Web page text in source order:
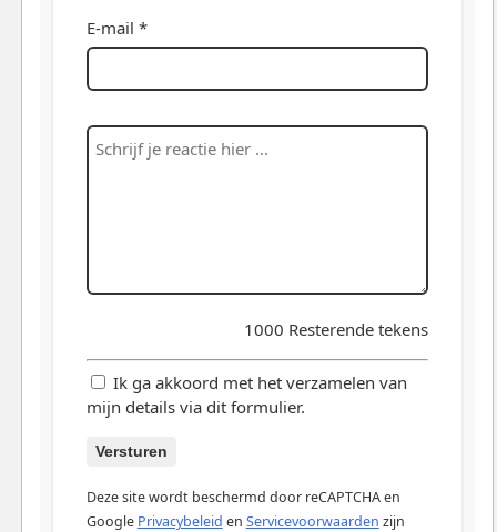
E-mail *
1000 Resterende tekens
Ik ga akkoord met het verzamelen van
mijn details via dit formulier.
Versturen
Deze site wordt beschermd door reCAPTCHA en
Google Privacybeleid en Servicevoorwaarden zijn